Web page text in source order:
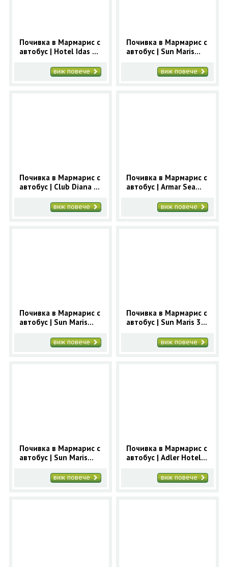
Почивка в Мармарис с
автобус | Hotel Idas 4*
Мармарисвиж повече
Почивка в Мармарис с
автобус | Sun Maris
записвания Мармарис
виж повече
Почивка в Мармарис с
автобус | Club Diana 3*
Мармарисвиж повече
Почивка в Мармарис с
автобус | Armar Sea
записвания Мармарис
виж повече
Почивка в Мармарис с
автобус | Sun Maris
записвания Мармарис
виж повече
Почивка в Мармарис с
автобус | Sun Maris 3*
Мармарисвиж повече
Почивка в Мармарис с
автобус | Sun Maris
записвания Мармарис
виж повече
Почивка в Мармарис с
автобус | Adler Hotel
Мармарисвиж повече